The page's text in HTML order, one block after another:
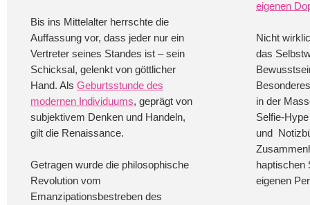
Bis ins Mittelalter herrschte die
Auffassung vor, dass jeder nur ein
Vertreter seines Standes ist – sein
Schicksal, gelenkt von göttlicher
Hand. Als Geburtsstunde des
modernen Individuums, geprägt von
subjektivem Denken und Handeln,
gilt die Renaissance.
Getragen wurde die philosophische
Revolution vom
Emanzipationsbestreben des
eigenen
Nicht
das
in der
Selfie-
und
haptischen
eigenen